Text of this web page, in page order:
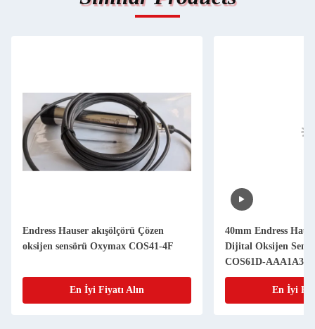
Endress Hauser akışölçörü Çözen
oksijen sensörü Oxymax COS41-4F
En İyi Fiyatı Alın
40mm Endress
Dijital Oksijen
COS61D-AAA1A3
En İyi